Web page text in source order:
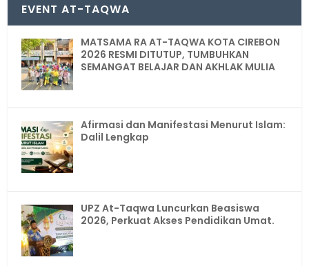
EVENT AT-TAQWA
MATSAMA RA AT-TAQWA KOTA CIREBON
2026 RESMI DITUTUP, TUMBUHKAN
SEMANGAT BELAJAR DAN AKHLAK MULIA
Afirmasi dan Manifestasi Menurut Islam:
Dalil Lengkap
UPZ At-Taqwa Luncurkan Beasiswa
2026, Perkuat Akses Pendidikan Umat.